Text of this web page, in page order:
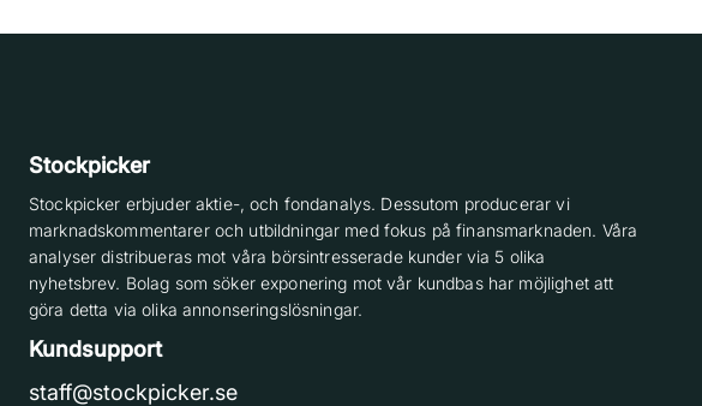
Stockpicker
Stockpicker erbjuder aktie-, och fondanalys. Dessutom producerar vi
marknadskommentarer och utbildningar med fokus på finansmarknaden. Våra
analyser distribueras mot våra börsintresserade kunder via 5 olika
nyhetsbrev. Bolag som söker exponering mot vår kundbas har möjlighet att
göra detta via olika annonseringslösningar.
Kundsupport
staff@stockpicker.se